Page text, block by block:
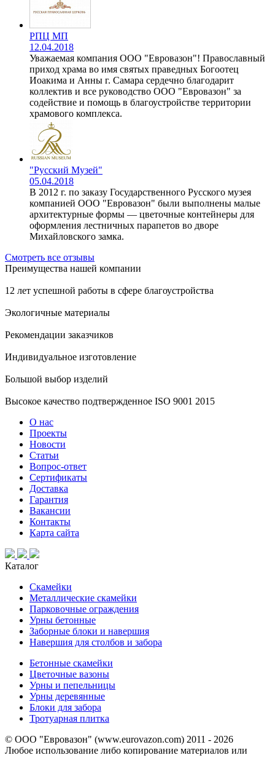
РПЦ МП
12.04.2018
Уважаемая компания ООО "Евровазон"! Православный
приход храма во имя святых праведных Богоотец
Иоакима и Анны г. Самара сердечно благодарит
коллектив и все руководство ООО "Евровазон" за
содействие и помощь в благоустройстве территории
храмового комплекса.
"Русский Музей"
05.04.2018
В 2012 г. по заказу Государственного Русского музея
компанией ООО "Евровазон" были выполнены малые
архитектурные формы — цветочные контейнеры для
оформления лестничных парапетов во дворе
Михайловского замка.
Смотреть все отзывы
Преимущества нашей компании
12 лет успешной работы в сфере благоустройства
Экологичные материалы
Рекомендации заказчиков
Индивидуальное изготовление
Большой выбор изделий
Высокое качество подтвержденное ISO 9001 2015
О нас
Проекты
Новости
Статьи
Вопрос-ответ
Сертификаты
Доставка
Гарантия
Вакансии
Контакты
Карта сайта
Каталог
Скамейки
Металлические скамейки
Парковочные ограждения
Урны бетонные
Заборные блоки и навершия
Навершия для столбов и забора
Бетонные скамейки
Цветочные вазоны
Урны и пепельницы
Урны деревянные
Блоки для забора
Тротуарная плитка
© ООО "Евровазон" (www.eurovazon.com) 2011 - 2026
Любое использование либо копирование материалов или